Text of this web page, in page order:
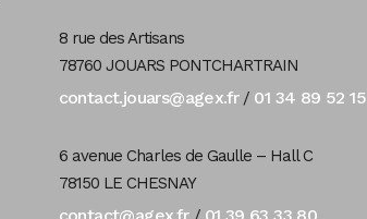
8 rue des Artisans
78760 JOUARS PONTCHARTRAIN
contact.jouars@agex.fr/ 01 34 89 52 15
6 avenue Charles de Gaulle – Hall C
78150 LE CHESNAY